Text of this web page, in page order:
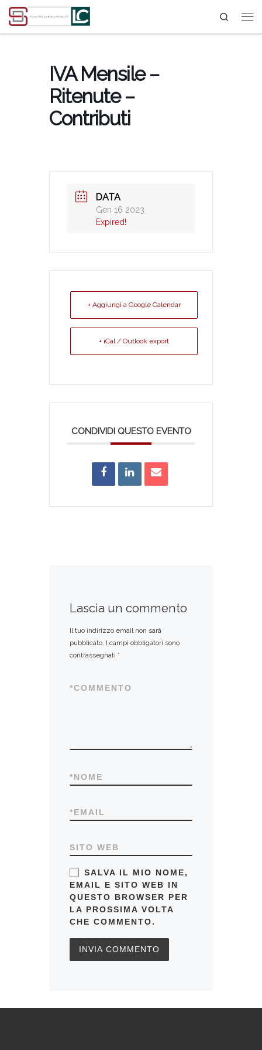
Passa al contenuto Search
IVA Mensile –
Ritenute –
Contributi
DATA
Gen 16 2023
Expired!
+ Aggiungi a Google Calendar
+ iCal / Outlook export
CONDIVIDI QUESTO EVENTO
Lascia un commento
Il tuo indirizzo email non sarà
pubblicato. I campi obbligatori sono
contrassegnati *
COMMENTO
*
NOME
*
EMAIL
*
SITO WEB
SALVA IL MIO NOME,
EMAIL E SITO WEB IN
QUESTO BROWSER PER
LA PROSSIMA VOLTA
CHE COMMENTO.